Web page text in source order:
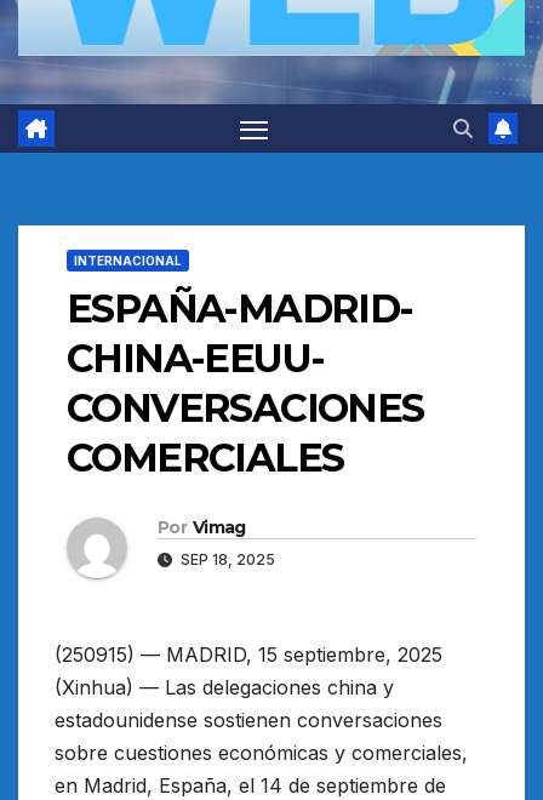
INTERNACIONAL
ESPAÑA-MADRID-
CHINA-EEUU-
CONVERSACIONES
COMERCIALES
Por Vimag
SEP 18, 2025
(250915) — MADRID, 15 septiembre, 2025
(Xinhua) — Las delegaciones china y
estadounidense sostienen conversaciones
sobre cuestiones económicas y comerciales,
en Madrid, España, el 14 de septiembre de